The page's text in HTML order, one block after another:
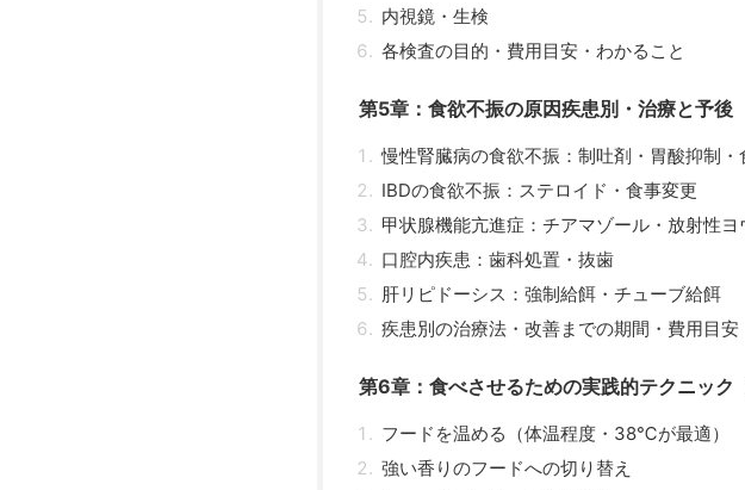
内視鏡・生検
各検査の目的・費用目安・わかること
第5章：食欲不振の原因疾患別・治療と予後
慢性腎臓病の食欲不振：制吐剤・胃酸抑制・
IBDの食欲不振：ステロイド・食事変更
甲状腺機能亢進症：チアマゾール・放射性ヨ
口腔内疾患：歯科処置・抜歯
肝リピドーシス：強制給餌・チューブ給餌
疾患別の治療法・改善までの期間・費用目安
第6章：食べさせるための実践的テクニック
フードを温める（体温程度・38℃が最適）
強い香りのフードへの切り替え